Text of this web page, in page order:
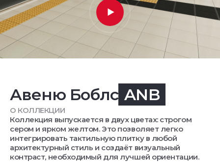
Авеню Боблс ANB
О КОЛЛЕКЦИИ
Коллекция выпускается в двух цветах: строгом
сером и ярком желтом. Это позволяет легко
интегрировать тактильную плитку в любой
архитектурный стиль и создаёт визуальный
контраст, необходимый для лучшей ориентации.